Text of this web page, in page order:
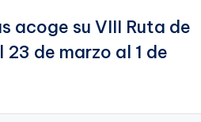
acoge su VIII Ruta de
23 de marzo al 1 de